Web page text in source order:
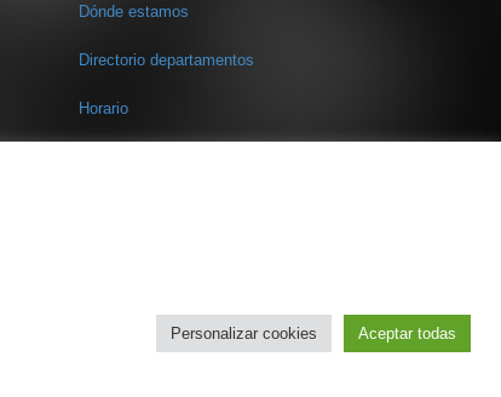
Dónde estamos
Directorio departamentos
Horario
Personalizar cookies Aceptar todas